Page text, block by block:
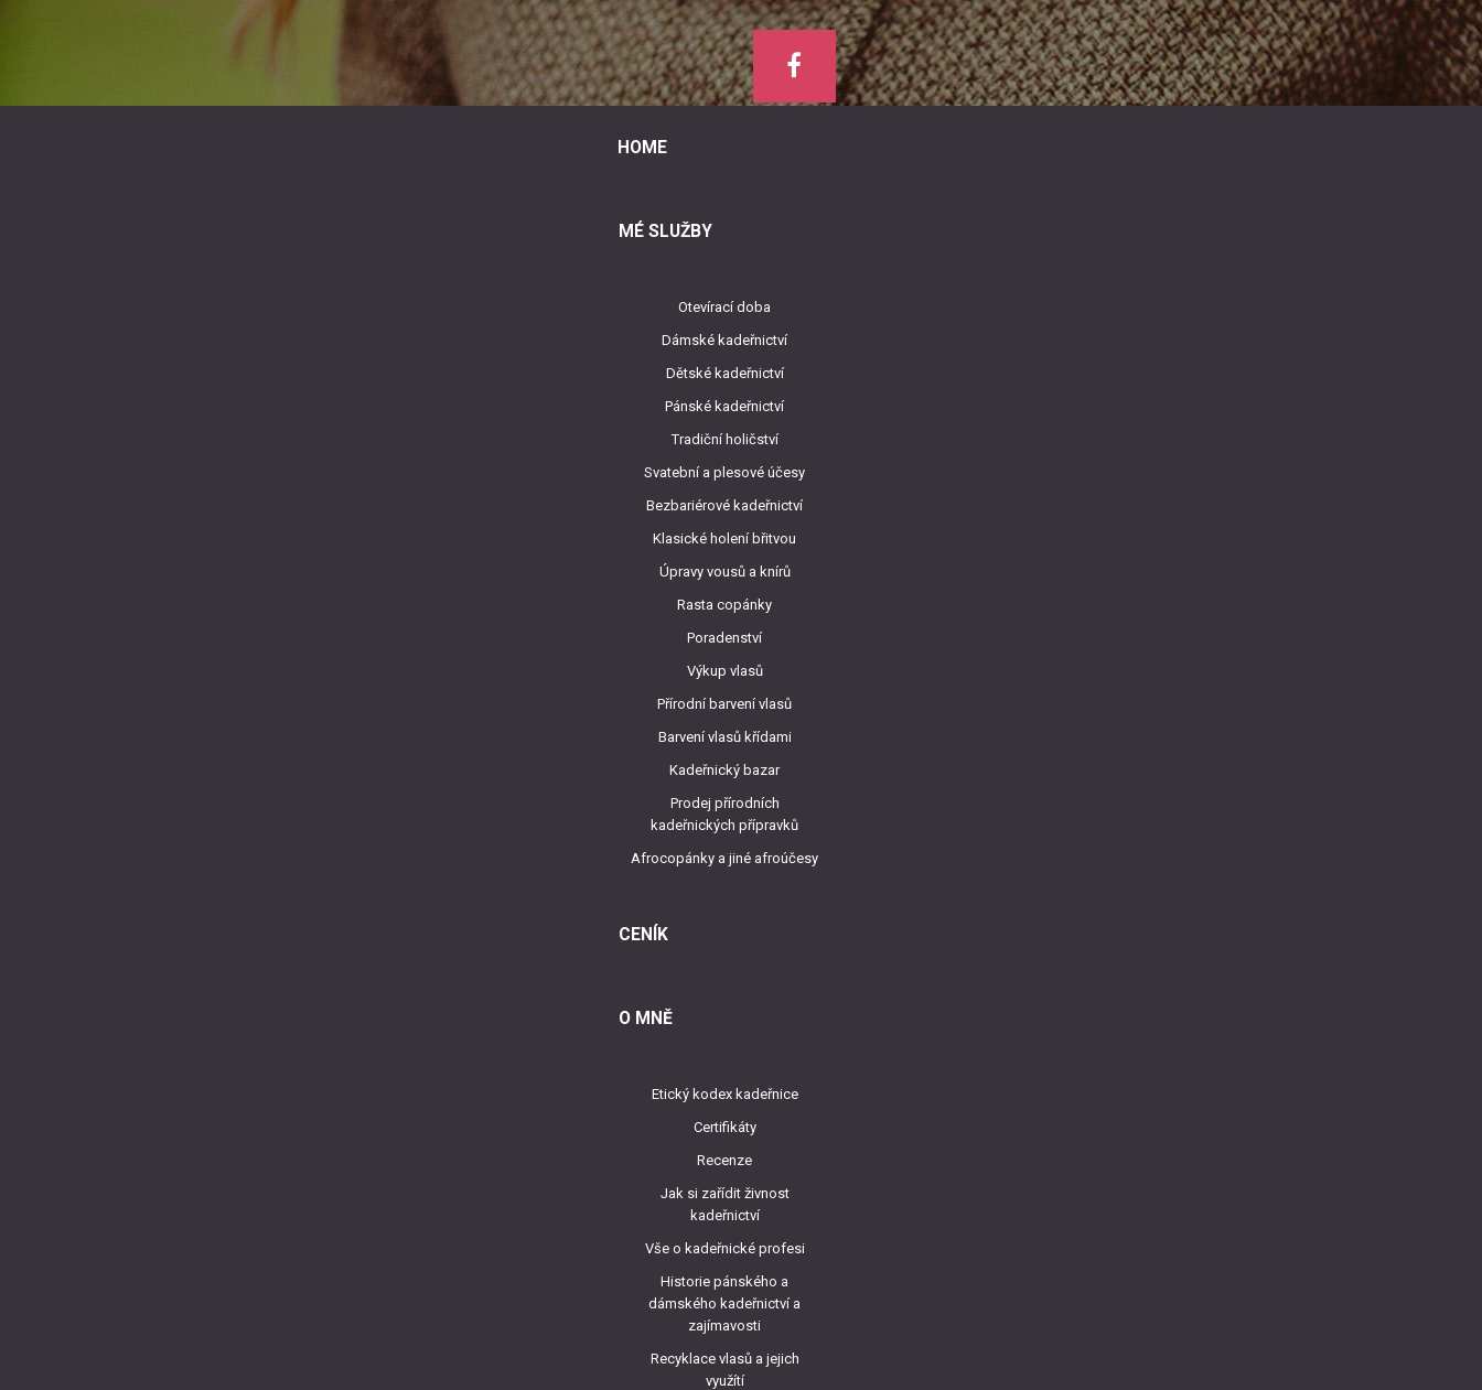
HOME
MÉ SLUŽBY
Otevírací doba
Dámské kadeřnictví
Dětské kadeřnictví
Pánské kadeřnictví
Tradiční holičství
Svatební a plesové účesy
Bezbariérové kadeřnictví
Klasické holení břitvou
Úpravy vousů a knírů
Rasta copánky
Poradenství
Výkup vlasů
Přírodní barvení vlasů
Barvení vlasů křídami
Kadeřnický bazar
Prodej přírodních
kadeřnických přípravků
Afrocopánky a jiné afroúčesy
CENÍK
O MNĚ
Etický kodex kadeřnice
Certifikáty
Recenze
Jak si zařídit živnost
kadeřnictví
Vše o kadeřnické profesi
Historie pánského a
dámského kadeřnictví a
zajímavosti
Recyklace vlasů a jejich
využítí